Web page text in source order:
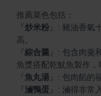
炒米粉
: 豬油香氣
綜合羹
: 包含肉羹
魚丸湯
滷鴨蛋